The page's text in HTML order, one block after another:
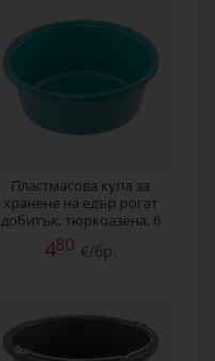
Пластмасова купа за
хранене на едър рогат
добитък, тюркоазена, 6
литра
480 €/бр.